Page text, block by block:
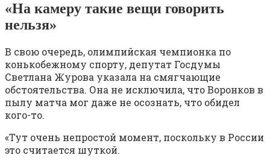
«На камеру такие вещи говорить
нельзя»
В свою очередь, олимпийская чемпионка по
конькобежному спорту, депутат Госдумы
Светлана Журова указала на смягчающие
обстоятельства. Она не исключила, что Воронков в
пылу матча мог даже не осознать, что обидел
кого-то.
«Тут очень непростой момент, поскольку в России
это считается шуткой.